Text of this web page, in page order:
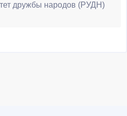
дружбы народов (РУДН)